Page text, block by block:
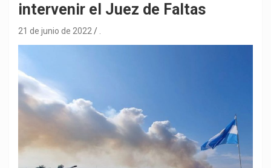
intervenir el Juez de Faltas
21 de junio de 2022